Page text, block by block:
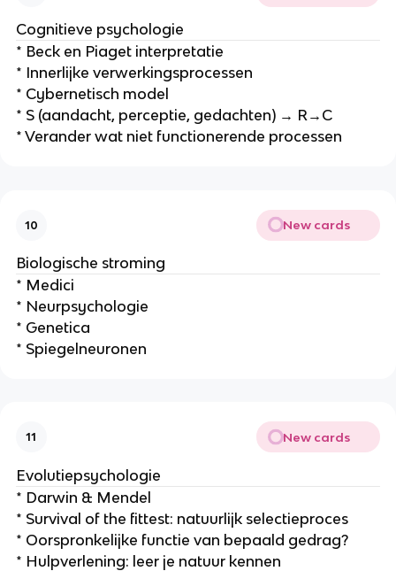
Cognitieve psychologie
* Beck en Piaget interpretatie
* Innerlijke verwerkingsprocessen
* Cybernetisch model
* S (aandacht, perceptie, gedachten) → R→C
* Verander wat niet functionerende processen
10 New cards
Biologische stroming
* Medici
* Neurpsychologie
* Genetica
* Spiegelneuronen
11 New cards
Evolutiepsychologie
* Darwin & Mendel
* Survival of the fittest: natuurlijk selectieproces
* Oorspronkelijke functie van bepaald gedrag?
* Hulpverlening: leer je natuur kennen